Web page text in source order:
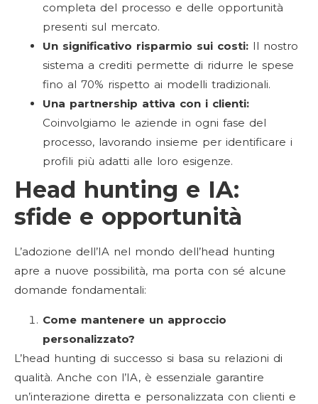
completa del processo e delle opportunità
presenti sul mercato.
Un significativo risparmio sui costi: Il nostro
sistema a crediti permette di ridurre le spese
fino al 70% rispetto ai modelli tradizionali.
Una partnership attiva con i clienti:
Coinvolgiamo le aziende in ogni fase del
processo, lavorando insieme per identificare i
profili più adatti alle loro esigenze.
Head hunting e IA:
sfide e opportunità
L’adozione dell’IA nel mondo dell’head hunting
apre a nuove possibilità, ma porta con sé alcune
domande fondamentali:
Come mantenere un approccio
personalizzato?
L’head hunting di successo si basa su relazioni di
qualità. Anche con l’IA, è essenziale garantire
un’interazione diretta e personalizzata con clienti e